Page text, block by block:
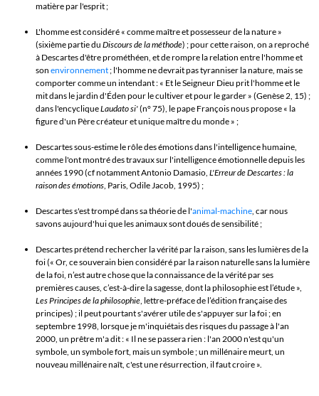
matière par l'esprit ;
L'homme est considéré « comme maître et possesseur de la nature »
(sixième partie du Discours de la méthode) ; pour cette raison, on a reproché
à Descartes d'êtreprométhéen, et de rompre la relation entre l'homme et
son environnement; l'homme ne devrait pas tyranniser la nature, mais se
comporter comme un intendant : « Et le Seigneur Dieu prit l'homme et le
mit dans le jardin d'Éden pour le cultiver et pour le garder » (Genèse 2, 15) ;
dans l'encycliqueLaudato si'(n° 75), le pape François nous propose « la
figure d'un Père créateur et unique maître du monde » ;
Descartes sous-estime le rôle des émotions dans l'intelligence humaine,
comme l'ont montré des travaux sur l'intelligence émotionnelle depuis les
années 1990 (cf notamment Antonio Damasio, L'Erreur de Descartes : la
raison des émotions, Paris, Odile Jacob, 1995) ;
Descartes s'est trompé dans sa théorie de l'animal-machine, car nous
savons aujourd'hui que les animaux sont doués de sensibilité ;
Descartes prétend rechercher la vérité par la raison, sans les lumières de la
foi(« Or, ce souverain bien considéré par la raison naturelle sans la lumière
de la foi, n’est autre chose que la connaissance de la vérité par ses
premières causes, c’est-à-dire la sagesse, dont la philosophie est l’étude »,
Les Principes de la philosophie, lettre-préface de l’édition française des
principes) ; il peut pourtant s'avérer utile de s'appuyer sur la foi ; en
septembre 1998, lorsque je m'inquiétais des risques du passage à l'an
2000, un prêtre m'a dit : « Il ne se passera rien : l'an 2000 n'est qu'un
symbole, un symbole fort, mais un symbole ; un millénaire meurt, un
nouveau millénaire naît, c'est une résurrection, il faut croire ».